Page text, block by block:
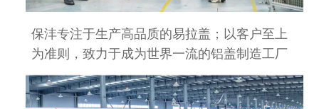
保沣专注于生产高品质的易拉盖；以客户至上
为准则，致力于成为世界一流的铝盖制造工厂